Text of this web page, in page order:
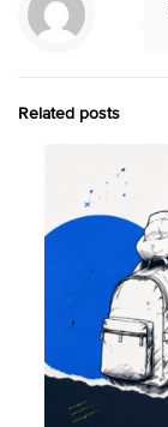
Related posts